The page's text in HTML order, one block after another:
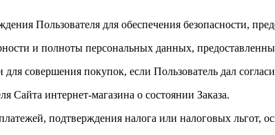
Пользователя для обеспечения безопасности,
и полноты персональных данных,
совершения покупок, если Пользователь дал
Сайта интернет-магазина о состоянии Заказа.
подтверждения налога или налоговых льгот,